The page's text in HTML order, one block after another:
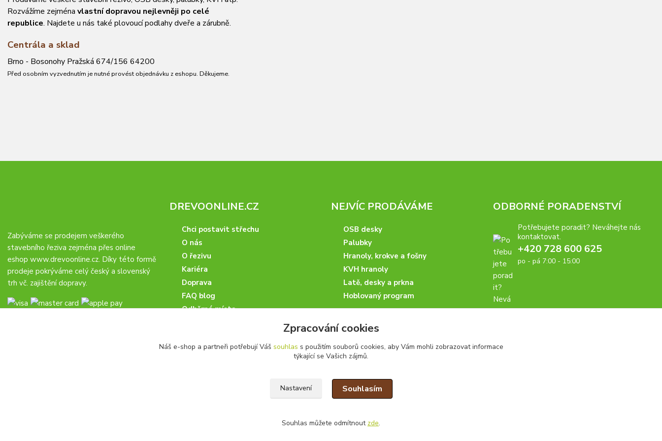
Rozvážíme zejména vlastní dopravou nejlevněji po celé
republice. Najdete u nás také plovoucí podlahy dveře a zárubně.
Centrála a sklad
Brno - Bosonohy Pražská 674/156 64200
Před osobním vyzvednutím je nutné provést objednávku z eshopu. Děkujeme.
Zabýváme se prodejem veškerého
stavebního řeziva zejména přes online
eshop www.drevoonline.cz. Díky této formě
prodeje pokrýváme celý český a slovenský
trh vč. zajištění dopravy.
DREVOONLINE.CZ
Chci postavit střechu
O nás
O řezivu
Kariéra
Doprava
FAQ blog
Odběrná místa
Obchodní partneři
NEJVÍC PRODÁVÁME
OSB desky
Palubky
Hranoly, krokve a fošny
KVH hranoly
Latě, desky a prkna
Hoblovaný program
ODBORNÉ PORADENSTVÍ
Potřebujete poradit? Neváhejte nás
kontaktovat.
+420 728 600 625
po - pá 7:00 - 15:00
Zpracování cookies
Náš e-shop a partneři potřebují Váš souhlas s použitím souborů cookies, aby Vám mohli zobrazovat informace
týkající se Vašich zájmů.
Nastavení Souhlasím
Souhlas můžete odmítnout zde.